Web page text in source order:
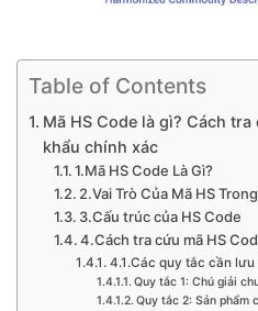
Table of Contents
Mã HS Code là gì? Cách
khẩu chính xác
1.Mã HS Code Là Gì?
2.Vai Trò Của Mã HS
3.Cấu trúc của HS Code
4.Cách tra cứu mã HS
4.1.Các quy tắc cần
Quy tắc 1: Chú giải
Quy tắc 2: Sản phẩm